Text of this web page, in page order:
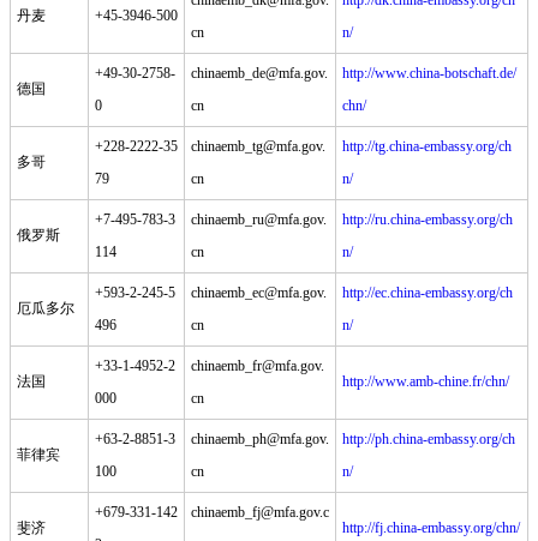
丹麦 +45-3946-500
cn
n/
德国
+49-30-2758-
0
chinaemb_de@mfa.gov.
cn
http://www.china-botschaft.de/
chn/
多哥
+228-2222-35
79
chinaemb_tg@mfa.gov.
cn
http://tg.china-embassy.org/ch
n/
俄罗斯
+7-495-783-3
114
chinaemb_ru@mfa.gov.
cn
http://ru.china-embassy.org/ch
n/
厄瓜多尔
+593-2-245-5
496
chinaemb_ec@mfa.gov.
cn
http://ec.china-embassy.org/ch
n/
法国
+33-1-4952-2
000
chinaemb_fr@mfa.gov.
cn
http://www.amb-chine.fr/chn/
菲律宾
+63-2-8851-3
100
chinaemb_ph@mfa.gov.
cn
http://ph.china-embassy.org/ch
n/
斐济
+679-331-142
chinaemb_fj@mfa.gov.c
http://fj.china-embassy.org/chn/